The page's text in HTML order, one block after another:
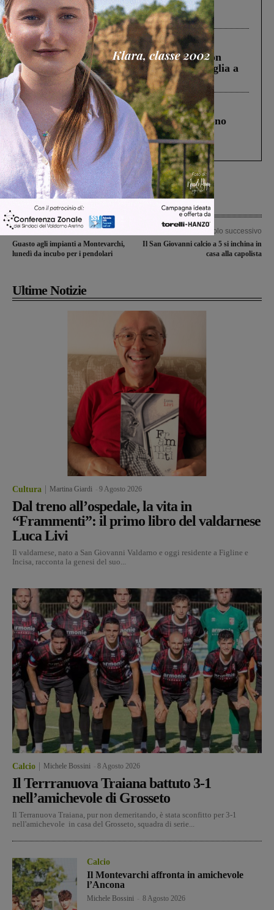
Pnrr, il gruppo di Fratelli d’Italia: “Un
ringraziamento al Governo”
Cronaca 3 Agosto 2026
Scomparso da una struttura di Castiglion
Fiorentino l’uomo che aveva ucciso la figlia a
Levane nel 2020
Cronaca 4 Agosto 2026
Un anno fa la strage in A1 in cui morirono
Gianni, Giulia e Franco. Lo schianto, il
processo, lo stop ai sorpassi fra tir....
Articolo precedente
Guasto agli impianti a Montevarchi,
lunedì da incubo per i pendolari
Articolo successivo
Il San Giovanni calcio a 5 si inchina in
casa alla capolista
Ultime Notizie
Cultura Martina Giardi 9 Agosto 2026
Dal treno all’ospedale, la vita in
“Frammenti”: il primo libro del valdarnese
Luca Livi
Il valdarnese, nato a San Giovanni Valdarno e oggi residente a Figline e
Incisa, racconta la genesi del suo...
Calcio Michele Bossini 8 Agosto 2026
Il Terrranuova Traiana battuto 3-1
nell’amichevole di Grosseto
Il Terranuova Traiana, pur non demeritando, è stata sconfitto per 3-1
nell'amichevole in casa del Grosseto, squadra di serie...
Calcio
Il Montevarchi affronta in amichevole
l’Ancona
Michele Bossini 8 Agosto 2026